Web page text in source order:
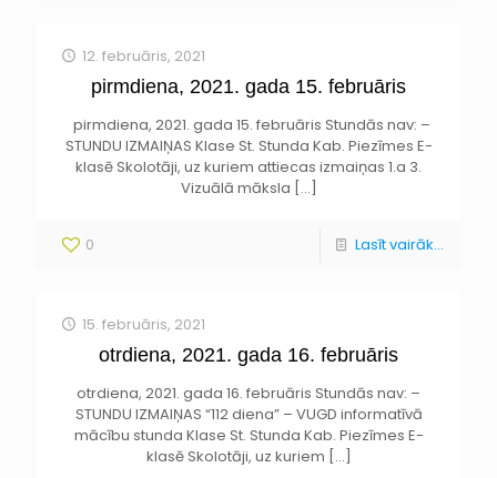
12. februāris, 2021
pirmdiena, 2021. gada 15. februāris
pirmdiena, 2021. gada 15. februāris Stundās nav: –
STUNDU IZMAIŅAS Klase St. Stunda Kab. Piezīmes E-
klasē Skolotāji, uz kuriem attiecas izmaiņas 1.a 3.
Vizuālā māksla […]
0 Lasīt vairāk...
15. februāris, 2021
otrdiena, 2021. gada 16. februāris
otrdiena, 2021. gada 16. februāris Stundās nav: –
STUNDU IZMAIŅAS “112 diena” – VUGD informatīvā
mācību stunda Klase St. Stunda Kab. Piezīmes E-
klasē Skolotāji, uz kuriem […]